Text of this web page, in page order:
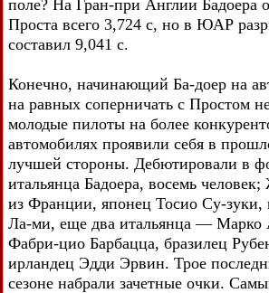
поле? На Гран-при Англии Бадоера
Проста всего 3,724 с, но в ЮАР
составил 9,041 с.
Конечно, начинающий Ба-доер на
на равных соперничать с Простом
молодые пилоты на более
автомобилях проявили себя в
лучшей стороны. Дебютировали в
итальянца Бадоера, восемь
из Франции, японец Тосио Су-зуки,
Ла-ми, еще два итальянца — Марко
Фабри-цио Барбацца, бразилец
ирландец Эдди Эрвин. Трое
сезоне набрали зачетные очки.